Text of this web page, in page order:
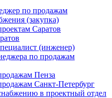
по продажам
(закупка)
Саратов
(инженер)
по продажам
Пенза
Санкт-Петербург
в проектный отдел